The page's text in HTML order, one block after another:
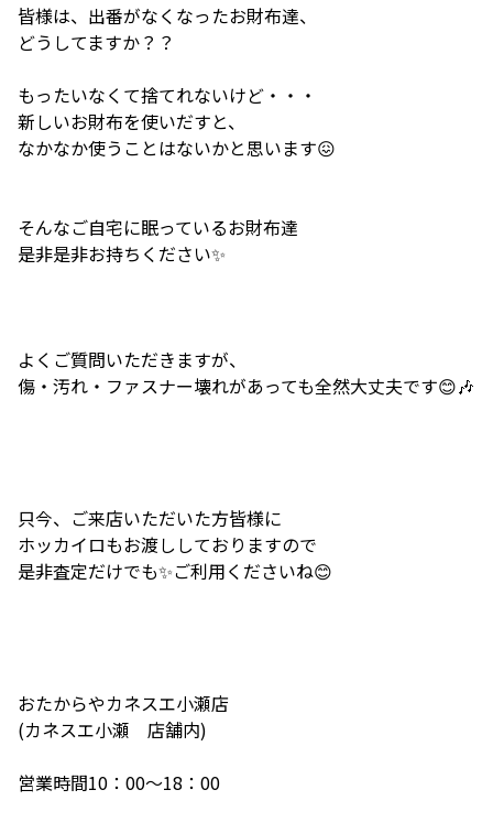
皆様は、出番がなくなったお財布達、
どうしてますか？？
もったいなくて捨てれないけど・・・
新しいお財布を使いだすと、
なかなか使うことはないかと思います😖
そんなご自宅に眠っているお財布達
是非是非お持ちください✨
よくご質問いただきますが、
傷・汚れ・ファスナー壊れがあっても全然大丈夫です😊🎶
只今、ご来店いただいた方皆様に
ホッカイロもお渡ししておりますので
是非査定だけでも✨ご利用くださいね😊
おたからやカネスエ小瀬店
(カネスエ小瀬 店舗内)
営業時間10：00～18：00